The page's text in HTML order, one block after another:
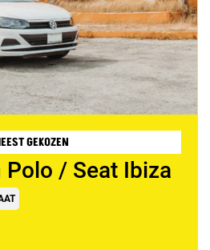
GEKOZEN
/ Seat Ibiza